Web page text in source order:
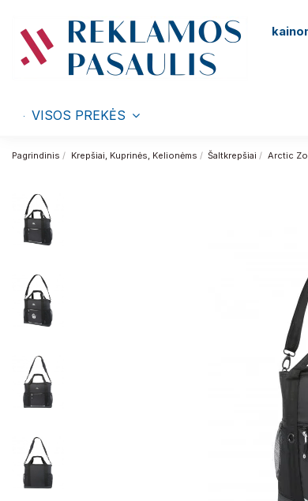
VISOS PREKĖS
Pagrindinis Krepšiai, Kuprinės, Kelionėms Šaltkrepšiai Arctic